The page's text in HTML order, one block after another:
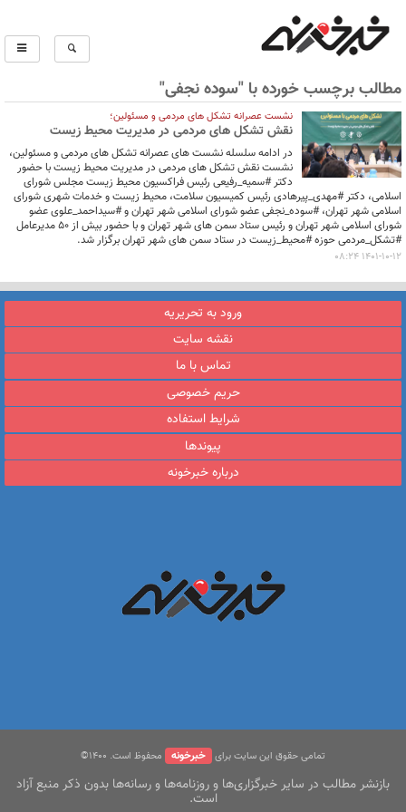
مطالب برچسب خورده با "سوده نجفی"
نشست عصرانه تشکل های مردمی و مسئولین؛
نقش تشکل های مردمی در مدیریت محیط زیست
در ادامه سلسله نشست های عصرانه تشکل های مردمی و مسئولین،
نشست نقش تشکل های مردمی در مدیریت محیط زیست با حضور
دکتر #سمیه_رفیعی رئیس فراکسیون محیط زیست مجلس شورای
اسلامی، دکتر #مهدی_پیرهادی رئیس کمیسیون سلامت، محیط زیست و خدمات شهری شورای
اسلامی شهر تهران، #سوده_نجفی عضو شورای اسلامی شهر تهران و #سیداحمد_علوی عضو
شورای اسلامی شهر تهران و رئیس ستاد سمن های شهر تهران و با حضور بیش از ۵۰ مدیرعامل
#تشکل_مردمی حوزه #محیط_زیست در ستاد سمن های شهر تهران برگزار شد.
1401-10-12 08:24
ورود به تحریریه
نقشه سایت
تماس با ما
حریم خصوصی
شرایط استفاده
پیوندها
درباره خبرخونه
تمامی حقوق این سایت برای خبرخونه محفوظ است. ۱400©
بازنشر مطالب در سایر خبرگزاری‌ها و روزنامه‌ها و رسانه‌ها بدون ذکر منبع آزاد
است.